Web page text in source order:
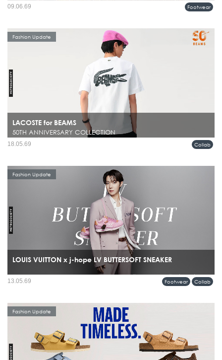
ภาคใต้ของประเทศไทยกำลังกลายเป็นแรงบันดาลใจบทใหม่ในโลกแฟชั่น เมื่อ adidas
Footwear
09.06.69
LACOSTE for BEAMS
50TH ANNIVERSARY COLLECTION
ในโลกแฟชั่นผู้ชาย มีไม่กี่แบรนด์ที่สามารถรักษาคาแรกเตอร์ของตัวเองไว้ได้ชัดเจน
Fashion Update
Collab
18.05.69
LOUIS VUITTON x j-hope LV BUTTERSOFT SNEAKER
รุ่นพิเศษร่วมกับ j-hope สมาชิกวง BTS โดยรองเท้าคู่นี้ไม่ได้ถูกสร้างขึ้นเพื่อแฟชั่น
Fashion Update
Footwear Collab
13.05.69
Fashion Update